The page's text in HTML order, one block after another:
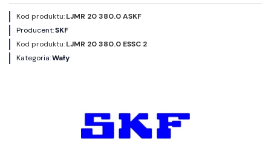
Kod produktu:LJMR 20 380.0 ASKF
Producent:SKF
Kod produktu:LJMR 20 380.0 ESSC 2
Kategoria:Wały